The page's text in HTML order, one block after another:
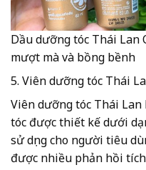
Dầu dưỡng tóc Thái
mượt mà và bồng bềnh
5. Viên dưỡng tóc Thái
Viên dưỡng tóc Thái Lan
tóc được thiết kế dưới
sử dụng cho người tiêu
được nhiều phản hồi